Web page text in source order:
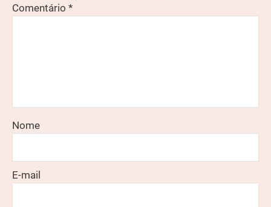
Comentário *
Nome
E-mail